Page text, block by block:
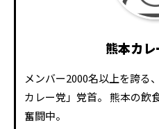
熊本カ
メンバー2000名以上を誇る
カレー党」党首。 熊本の飲
奮闘中。